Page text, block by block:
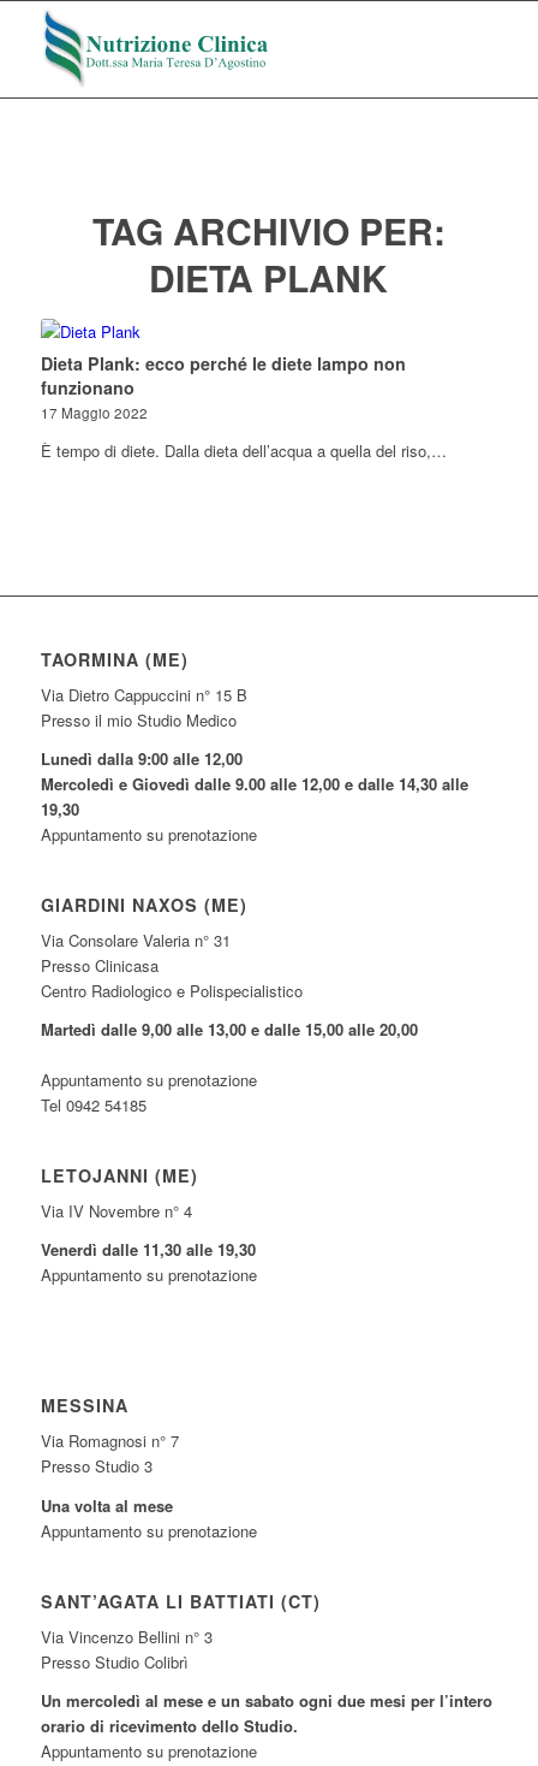
TAG ARCHIVIO PER:
DIETA PLANK
Dieta Plank: ecco perché le diete lampo non
funzionano
17 Maggio 2022
È tempo di diete. Dalla dieta dell’acqua a quella del riso,…
TAORMINA (ME)
Via Dietro Cappuccini n° 15 B
Presso il mio Studio Medico
Lunedì dalla 9:00 alle 12,00
Mercoledì e Giovedì dalle 9.00 alle 12,00 e dalle 14,30 alle
19,30
Appuntamento su prenotazione
GIARDINI NAXOS (ME)
Via Consolare Valeria n° 31
Presso Clinicasa
Centro Radiologico e Polispecialistico
Martedì dalle 9,00 alle 13,00 e dalle 15,00 alle 20,00
Appuntamento su prenotazione
Tel 0942 54185
LETOJANNI (ME)
Via IV Novembre n° 4
Venerdì dalle 11,30 alle 19,30
Appuntamento su prenotazione
MESSINA
Via Romagnosi n° 7
Presso Studio 3
Una volta al mese
Appuntamento su prenotazione
SANT’AGATA LI BATTIATI (CT)
Via Vincenzo Bellini n° 3
Presso Studio Colibrì
Un mercoledì al mese e un sabato ogni due mesi per l’intero
orario di ricevimento dello Studio.
Appuntamento su prenotazione